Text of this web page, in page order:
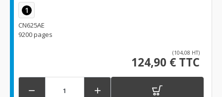
1
CN625AE
9200 pages
(104,08 HT)
124,90 € TTC
 